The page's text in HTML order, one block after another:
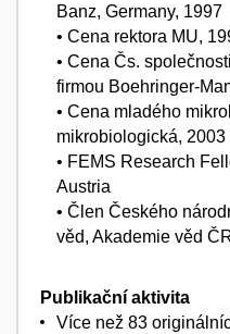
Banz, Germany, 1997
• Cena rektora MU,
• Cena Čs.
firmou Boehringer-
• Cena mladého
mikrobiologická, 2003
• FEMS Research
Austria
• Člen Českého
věd, Akademie věd
Publikační aktivita
Více než 83